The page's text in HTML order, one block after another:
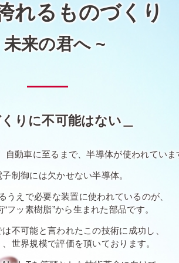
れるものづくり
未来の君へ ~
りに不可能はない＿
自動車に至るまで、半導体が使われていま
制御には欠かせない半導体。
うえで必要な装置に使われているのが、
フッ素樹脂”から生まれた部品です。
不可能と言われたこの技術に成功し、
世界規模で評価を頂いております。